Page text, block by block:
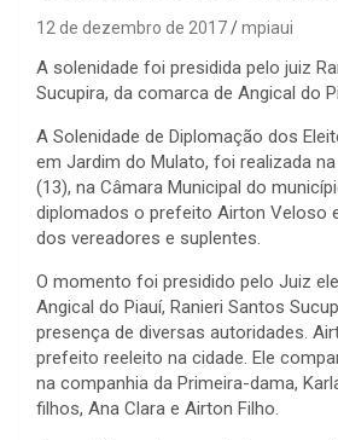
12 de dezembro de 2017 mpiaui
A solenidade foi presidida pelo juiz
Sucupira, da comarca de Angical do
A Solenidade de Diplomação dos
em Jardim do Mulato, foi realizada
(13), na Câmara Municipal do
diplomados o prefeito Airton Veloso
dos vereadores e suplentes.
O momento foi presidido pelo Juiz
Angical do Piauí, Ranieri Santos
presença de diversas autoridades.
prefeito reeleito na cidade. Ele
na companhia da Primeira-dama,
filhos, Ana Clara e Airton Filho.